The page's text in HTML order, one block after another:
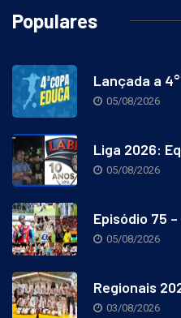
Populares
Lançada a 4°
05/08/2026
Liga 2026:
05/08/2026
Episódio 75 –
05/08/2026
Regionais
03/08/2026